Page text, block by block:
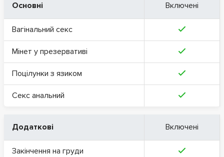
Основні Включені
Вагінальний секс
Мінет у презервативі
Поцілунки з язиком
Секс анальний
Додаткові Включені
Закінчення на груди